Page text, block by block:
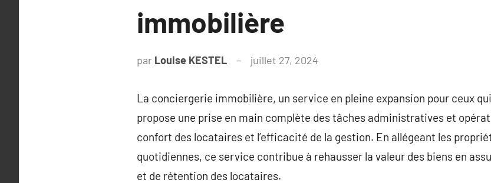
immobilière
par Louise KESTEL juillet 27, 2024
La conciergerie immobilière, un service en pleine expansion pour ceux
propose une prise en main complète des tâches administratives et
confort des locataires et l’efficacité de la gestion. En allégeant les
quotidiennes, ce service contribue à rehausser la valeur des biens en
et de rétention des locataires.